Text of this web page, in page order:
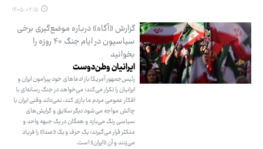
۱۴۰۵.۰۲.۱۵
گزارش «آگاه» درباره موضع‌گیری برخی
سیاسیون در ایام جنگ ۴۰ روزه را
بخوانید
ایرانیان وطن‌دوست
رئیس‌جمهور آمریکا باز ادعاهای خود پیرامون ایران و
ایرانیان را تکرار می‌کند؛ می‌خواهد در جنگ رسانه‌ای با
افکار عمومی مردم ما بازی کند، نمی‌داند وقتی ایران با
چالش مواجه می‌شود دیگر سلایق و گرایش‌های
سیاسی رنگ می‌بازد و همگان در یک جبهه واحد و
متکثر قرار می‌گیرند؛ یک حرف و یک «صدا» را فریاد
می‌زنند و آن «ایران» است.